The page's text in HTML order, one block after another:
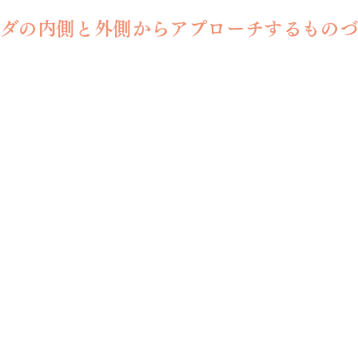
の内側と外側からアプローチするもの